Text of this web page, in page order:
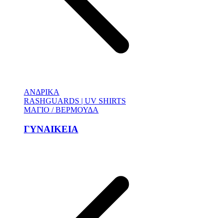
ΑΝΔΡΙΚΑ
RASHGUARDS | UV SHIRTS
ΜΑΓΙΟ / ΒΕΡΜΟΥΔΑ
ΓΥΝΑΙΚΕΙΑ